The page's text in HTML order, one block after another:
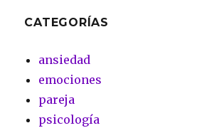
CATEGORÍAS
ansiedad
emociones
pareja
psicología